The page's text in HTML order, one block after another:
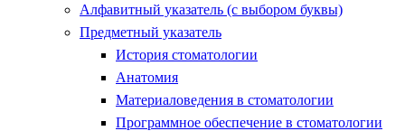
Алфавитный указатель (с выбором буквы)
Предметный указатель
История стоматологии
Анатомия
Материаловедения в стоматологии
Программное обеспечение в стоматологии